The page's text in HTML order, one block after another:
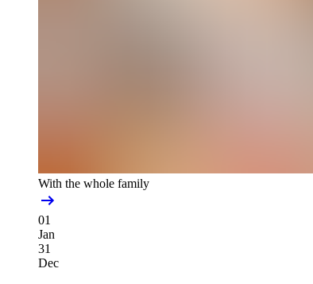
With the whole family
01
Jan
31
Dec